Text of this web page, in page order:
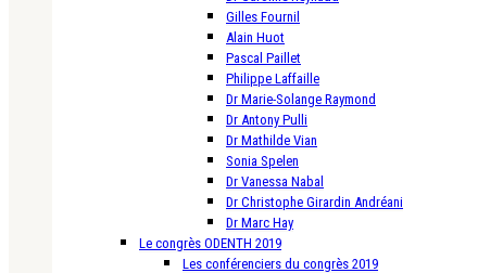
Gilles Fournil
Alain Huot
Pascal Paillet
Philippe Laffaille
Dr Marie-Solange Raymond
Dr Antony Pulli
Dr Mathilde Vian
Sonia Spelen
Dr Vanessa Nabal
Dr Christophe Girardin Andréani
Dr Marc Hay
Le congrès ODENTH 2019
Les conférenciers du congrès 2019